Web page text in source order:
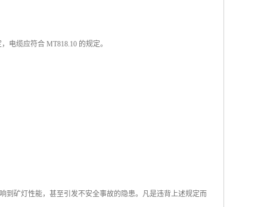
电缆应符合 MT818.10 的规定。
到矿灯性能，甚至引发不安全事故的隐患。凡是违背上述规定而